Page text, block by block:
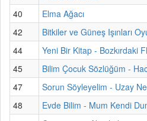
40
Elma Ağacı
42
Bitkiler ve Güneş Işınları
44
Yeni Bir Kitap - Bozkırdaki
45
Bilim Çocuk Sözlüğüm -
47
Sorun Söyleyelim - Uzay
48
Evde Bilim - Mum Kendi